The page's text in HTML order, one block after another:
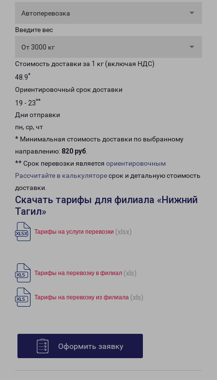
Автоперевозка
Введите вес
От 3000 кг
Стоимость доставки за 1 кг (включая НДС)
48.9*
Ориентировочный срок доставки
19 - 23**
Дни отправки
пн, ср, чт
* Минимальная стоимость доставки по выбранному
направлению: 820 руб.
** Срок перевозки является ориентировочным
Рассчитайте в калькуляторесрок и детальную стоимость
доставки.
Скачать тарифы для филиала «Нижний
Тагил»
Тарифы на услуги перевозки (xlsx)
Тарифы на перевозку в филиал (xls)
Тарифы на перевозку из филиала (xls)
Оформить заявку